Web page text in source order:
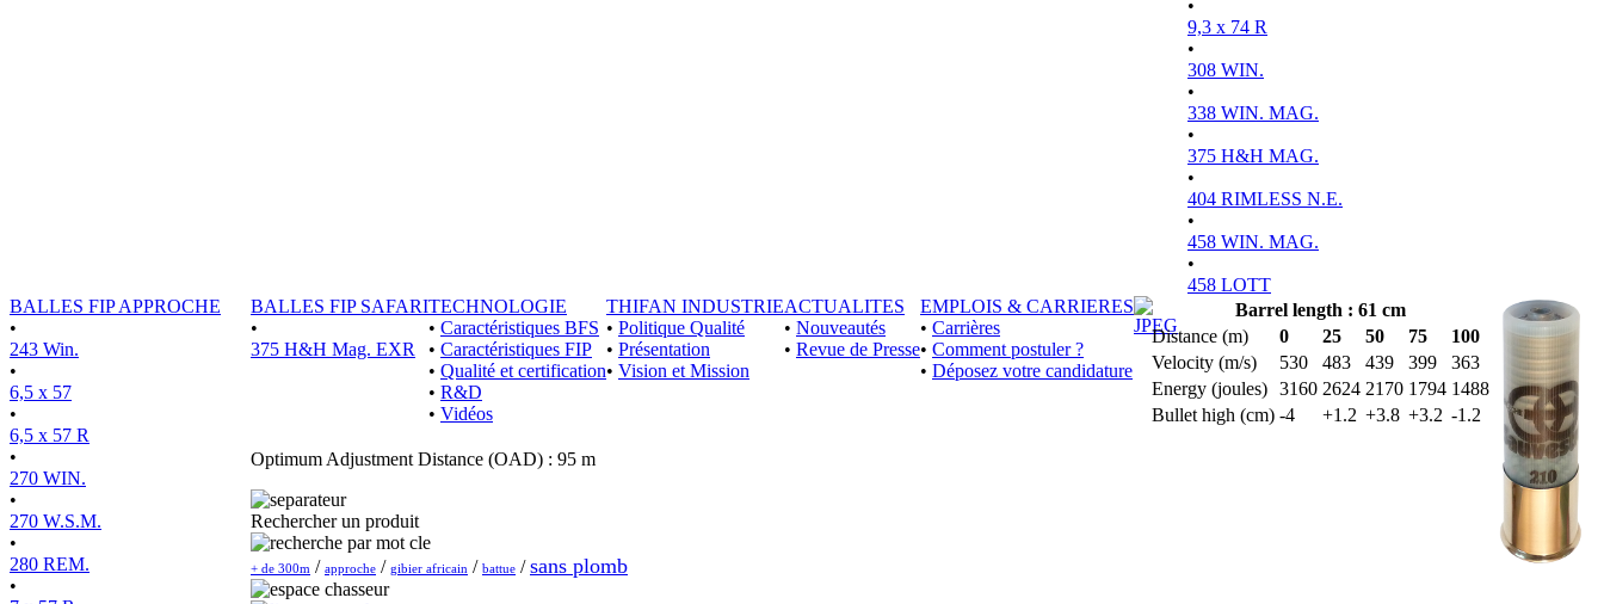
•
9,3 x 74 R
•
308 WIN.
•
338 WIN. MAG.
•
375 H&H MAG.
•
404 RIMLESS N.E.
•
458 WIN. MAG.
•
458 LOTT
BALLES FIP APPROCHE
•
243 Win.
•
6,5 x 57
•
6,5 x 57 R
•
270 WIN.
•
270 W.S.M.
•
280 REM.
•
BALLES FIP SAFARI
•
375 H&H Mag. EXR
TECHNOLOGIE
• Caractéristiques BFS
• Caractéristiques FIP
• Qualité et certification
• R&D
• Vidéos
THIFAN INDUSTRIE
• Politique Qualité
• Présentation
• Vision et Mission
ACTUALITES
• Nouveautés
• Revue de Presse
EMPLOIS & CARRIERES
• Carrières
• Comment postuler ?
• Déposez votre candidature
Barrel length : 61 cm
Distance (m)
0 25 50 75
100
Velocity (m/s)
530 483 439 399
363
Energy (joules) 3160 2624 2170 1794 1488
Bullet high (cm) -4 +1.2 +3.8 +3.2 -1.2
Optimum Adjustment Distance (OAD) : 95 m
Rechercher un produit
+ de 300m / approche / gibier africain / battue / sans plomb